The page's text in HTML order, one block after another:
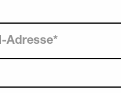
Adresse*